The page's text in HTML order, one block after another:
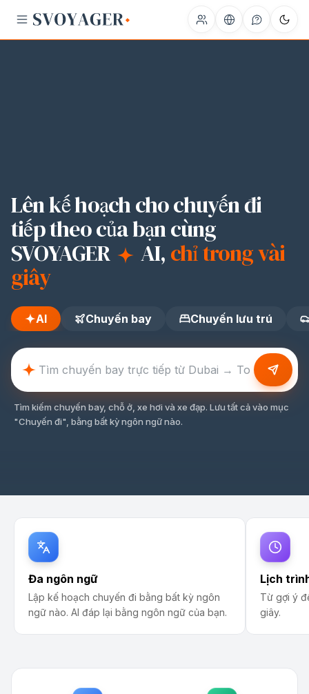
Lên kế hoạch cho chuyến đi
tiếp theo của bạn cùng
SVOYAGER AI, chỉ trong vài
giây
AI Chuyến bay Chuyến lưu trú
Tìm kiếm chuyến bay, chỗ ở, xe hơi và xe đạp. Lưu tất cả vào mục
"Chuyến đi", bằng bất kỳ ngôn ngữ nào.
Đa ngôn ngữ
Lập kế hoạch chuyến đi bằng bất kỳ ngôn
ngữ nào. AI đáp lại bằng ngôn ngữ của bạn.
Lịch
Từ gợi ý
giây.